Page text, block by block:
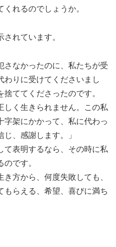
れるのでしょうか。
れています。
なかったのに、私たちが受
わりに受けてくださいまし
ててくださったのです。
く生きられません。この私
字架にかかって、私に代わっ
、感謝します。」
表明するなら、その時に私
です。
方から、何度失敗しても、
もらえる、希望、喜びに満ち